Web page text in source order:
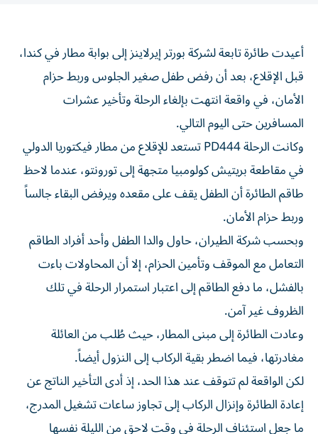
أعيدت طائرة تابعة لشركة بورتر إيرلاينز إلى بوابة مطار في كندا،
قبل الإقلاع، بعد أن رفض طفل صغير الجلوس وربط حزام
الأمان، في واقعة انتهت بإلغاء الرحلة وتأخير عشرات
المسافرين حتى اليوم التالي.
وكانت الرحلة PD444 تستعد للإقلاع من مطار فيكتوريا الدولي
في مقاطعة بريتيش كولومبيا متجهة إلى تورونتو، عندما لاحظ
طاقم الطائرة أن الطفل يقف على مقعده ويرفض البقاء جالساً
وربط حزام الأمان.
وبحسب شركة الطيران، حاول والدا الطفل وأحد أفراد الطاقم
التعامل مع الموقف وتأمين الحزام، إلا أن المحاولات باءت
بالفشل، ما دفع الطاقم إلى اعتبار استمرار الرحلة في تلك
الظروف غير آمن.
وعادت الطائرة إلى مبنى المطار، حيث طُلب من العائلة
مغادرتها، فيما اضطر بقية الركاب إلى النزول أيضاً.
لكن الواقعة لم تتوقف عند هذا الحد، إذ أدى التأخير الناتج عن
إعادة الطائرة وإنزال الركاب إلى تجاوز ساعات تشغيل المدرج،
ما جعل استئناف الرحلة في وقت لاحق من الليلة نفسها